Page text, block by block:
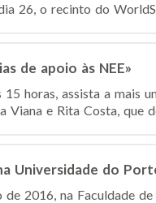
26, o recinto do
de apoio às NEE»
horas, assista a mais
Viana e Rita Costa, que
Universidade do
2016, na Faculdade